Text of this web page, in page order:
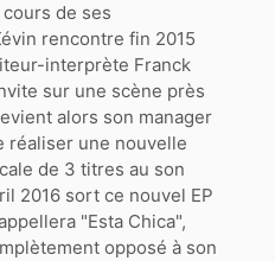
de ses
rencontre fin 2015
interprète Franck
sur une scène près
alors son manager
réaliser une nouvelle
de 3 titres au son
2016 sort ce nouvel EP
"Esta Chica",
opposé à son